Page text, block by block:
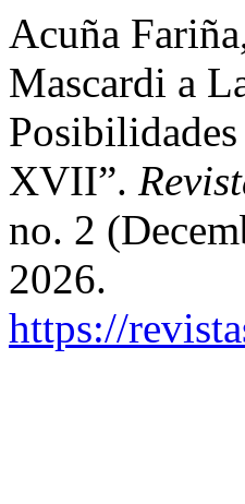
Acuña
Mascardi a
XVII”.
no. 2
2026.
https://